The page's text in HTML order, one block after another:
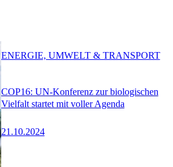
COP16: UN-Konferenz zur biologischen
Vielfalt startet mit voller Agenda
21.10.2024
ENERGIE, UMWELT & TRANSPORT